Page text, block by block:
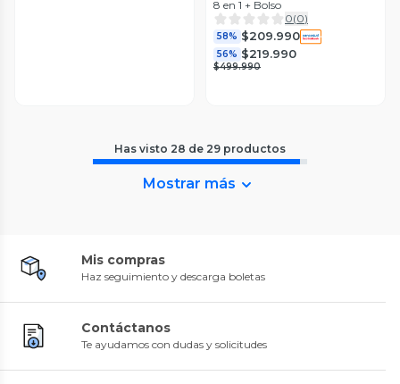
8 en 1 + Bolso
0(0)
58% $209.990
56% $219.990
$499.990
Has visto 28 de 29 productos
Mostrar más
Mis compras
Haz seguimiento y descarga boletas
Contáctanos
Te ayudamos con dudas y solicitudes